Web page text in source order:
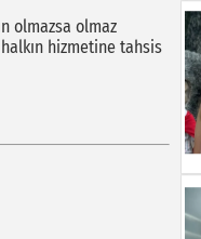
olmazsa olmaz
hizmetine tahsis